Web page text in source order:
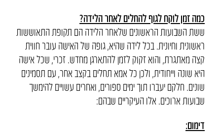
כמה זמן לוקח לגוף להחלים לאחר הלידה?
ששת השבועות הראשונים שלאחר הלידה הם תקופת התאוששות
ראשונית וחיונית. בכל לידה שהיא, גופה של האישה עובר חווית
קצה מאתגרת, והוא זקוק לזמן להתארגן מחדש. זכרי, שכל אישה
היא שונה וייחודית, ולכן כל אמא תחלים בקצב אחר, עם תסמינים
שונים. חלקם יעברו תוך ימים ספורים, ואחרים עשויים להימשך
שבועות ארוכים. אלו העיקריים שבהם:
דימום: